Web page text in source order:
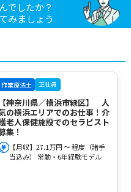
でしたか？
みましょう
作業療法士 正社員
【神奈川県／横浜市緑区】 人
の横浜エリアでのお仕事！介
老人保健施設でのセラピスト
集！
【月収】27.1万円 ～ 程度（諸手
当込み） 常勤・6年経験モデル